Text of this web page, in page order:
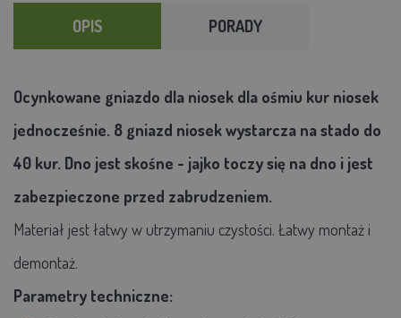
OPIS PORADY
Ocynkowane gniazdo dla niosek dla ośmiu kur niosek
jednocześnie. 8 gniazd niosek wystarcza na stado do
40 kur. Dno jest skośne - jajko toczy się na dno i jest
zabezpieczone przed zabrudzeniem.
Materiał jest łatwy w utrzymaniu czystości. Łatwy montaż i
demontaż.
Parametry techniczne: